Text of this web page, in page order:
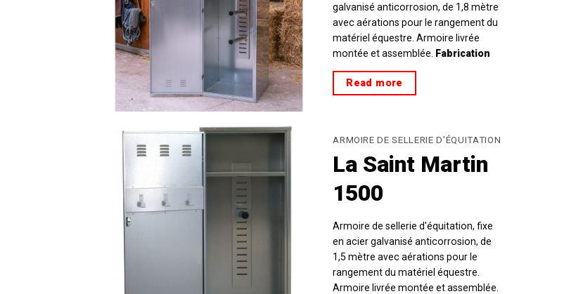
galvanisé anticorrosion, de 1,8 mètre
avec aérations pour le rangement du
matériel équestre. Armoire livrée
montée et assemblée.
Fabrication
française
Read more
ARMOIRE DE SELLERIE D'ÉQUITATION
La Saint Martin
1500
Armoire de sellerie d'équitation, fixe
en acier galvanisé anticorrosion, de
1,5 mètre avec aérations pour le
rangement du matériel équestre.
Armoire livrée montée et assemblée.